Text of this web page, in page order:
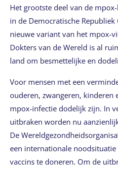
Het grootste deel van de
in de Democratische Republiek
nieuwe variant van het mpox-
Dokters van de Wereld is al
land om besmettelijke en
Voor mensen met een
ouderen, zwangeren, kinderen
mpox-infectie dodelijk zijn. In
uitbraken worden nu
De
een internationale
vaccins te doneren. Om de